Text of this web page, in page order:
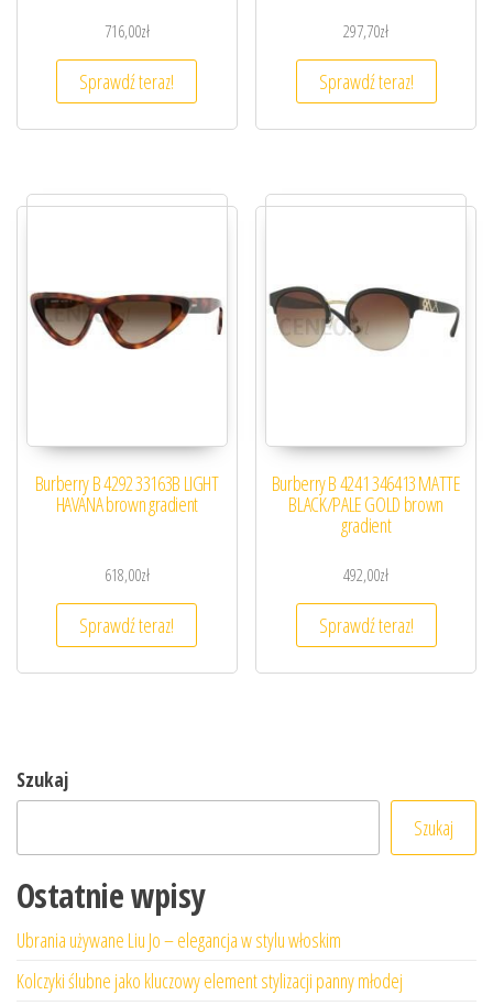
716,00zł
Sprawdź teraz!
297,70zł
Sprawdź teraz!
Burberry B 4292 33163B LIGHT
HAVANA brown gradient
618,00zł
Sprawdź teraz!
Burberry B 4241 346413 MATTE
BLACK/PALE GOLD brown
gradient
492,00zł
Sprawdź teraz!
Szukaj
Szukaj
Ostatnie wpisy
Ubrania używane Liu Jo – elegancja w stylu włoskim
Kolczyki ślubne jako kluczowy element stylizacji panny młodej